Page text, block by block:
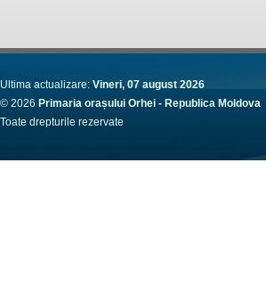
Ultima actualizare: Vineri, 07 august 2026
© 2026 Primaria orașului Orhei - Republica Moldova
Toate drepturile rezervate